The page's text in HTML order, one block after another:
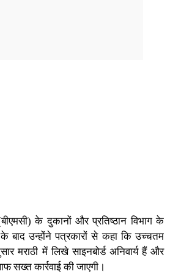
के दुकानों और प्रतिष्ठान विभाग के
बाद उन्होंने पत्रकारों से कहा कि उच्चतम
मराठी में लिखे साइनबोर्ड अनिवार्य हैं और
सख्त कार्रवाई की जाएगी।